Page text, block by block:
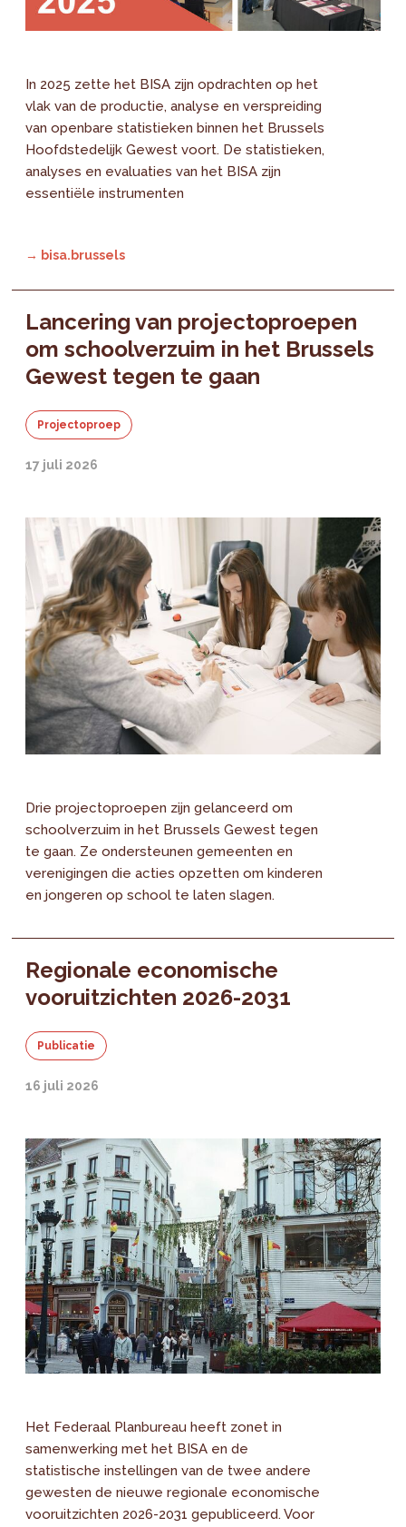
In 2025 zette het BISA zijn opdrachten op het
vlak van de productie, analyse en verspreiding
van openbare statistieken binnen het Brussels
Hoofdstedelijk Gewest voort. De statistieken,
analyses en evaluaties van het BISA zijn
essentiële instrumenten
→ bisa.brussels
Lancering van projectoproepen
om schoolverzuim in het Brussels
Gewest tegen te gaan
Projectoproep
17 juli 2026
Drie projectoproepen zijn gelanceerd om
schoolverzuim in het Brussels Gewest tegen
te gaan. Ze ondersteunen gemeenten en
verenigingen die acties opzetten om kinderen
en jongeren op school te laten slagen.
Regionale economische
vooruitzichten 2026-2031
Publicatie
16 juli 2026
Het Federaal Planbureau heeft zonet in
samenwerking met het BISA en de
statistische instellingen van de twee andere
gewesten de nieuwe regionale economische
vooruitzichten 2026-2031 gepubliceerd. Voor